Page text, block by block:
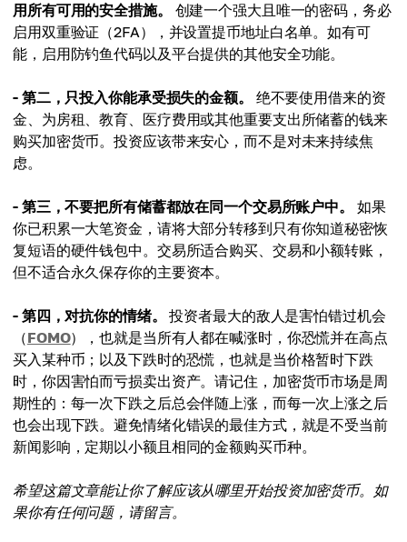
用所有可用的安全措施。
创建一个强大且唯一的密码，务必
启用双重验证（2FA），并设置提币地址白名单。如有可
能，启用防钓鱼代码以及平台提供的其他安全功能。
- 第二，只投入你能承受损失的金额。
绝不要使用借来的资
金、为房租、教育、医疗费用或其他重要支出所储蓄的钱来
购买加密货币。投资应该带来安心，而不是对未来持续焦
虑。
- 第三，不要把所有储蓄都放在同一个交易所账户中。
如果
你已积累一大笔资金，请将大部分转移到只有你知道秘密恢
复短语的硬件钱包中。交易所适合购买、交易和小额转账，
但不适合永久保存你的主要资本。
- 第四，对抗你的情绪。
投资者最大的敌人是害怕错过机会
（FOMO），也就是当所有人都在喊涨时，你恐慌并在高点
买入某种币；以及下跌时的恐慌，也就是当价格暂时下跌
时，你因害怕而亏损卖出资产。请记住，加密货币市场是周
期性的：每一次下跌之后总会伴随上涨，而每一次上涨之后
也会出现下跌。避免情绪化错误的最佳方式，就是不受当前
新闻影响，定期以小额且相同的金额购买币种。
希望这篇文章能让你了解应该从哪里开始投资加密货币。如
果你有任何问题，请留言。